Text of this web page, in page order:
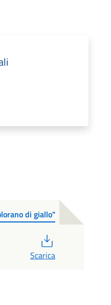
di giallo"
Scarica